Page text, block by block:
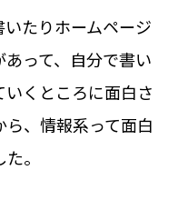
たりホームページ
って、自分で書い
くところに面白さ
、情報系って面白
。